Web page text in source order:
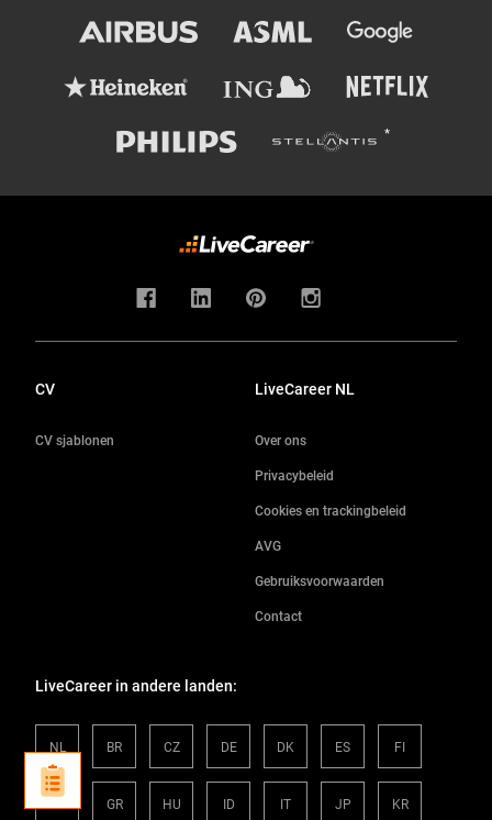
CV
CV sjablonen
LiveCareer NL
Over ons
Privacybeleid
Cookies en trackingbeleid
AVG
Gebruiksvoorwaarden
Contact
LiveCareer in andere landen:
NL BR CZ DE DK ES FI
FR GR HU ID IT JP KR